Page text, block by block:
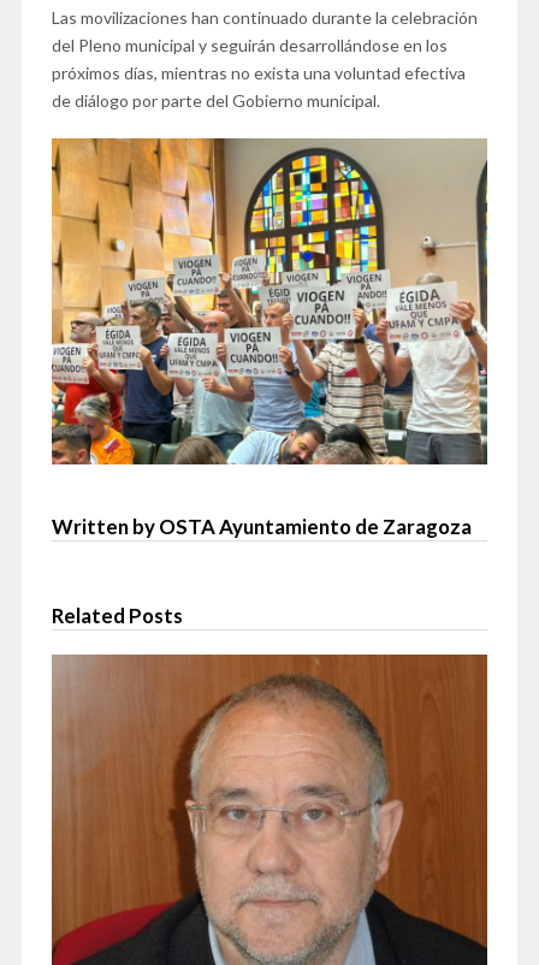
Las movilizaciones han continuado durante la celebración
del Pleno municipal y seguirán desarrollándose en los
próximos días, mientras no exista una voluntad efectiva
de diálogo por parte del Gobierno municipal.
Written by OSTA Ayuntamiento de Zaragoza
Related Posts